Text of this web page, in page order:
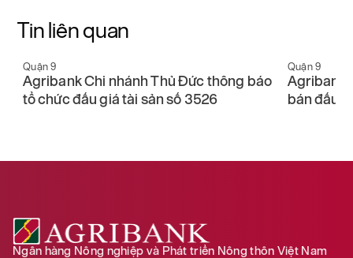
Tin liên quan
Quận 9
Agribank Chi nhánh Thủ Đức thông báo
tổ chức đấu giá tài sản số 3526
Quận 9
Agribank
bán đấu
Ngân hàng Nông nghiệp và Phát triển Nông thôn Việt Nam